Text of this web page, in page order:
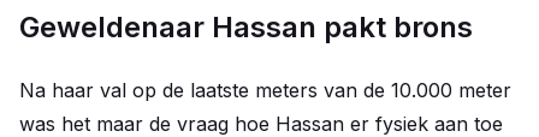
Geweldenaar Hassan pakt brons
Na haar val op de laatste meters van de 10.000 meter
was het maar de vraag hoe Hassan er fysiek aan toe